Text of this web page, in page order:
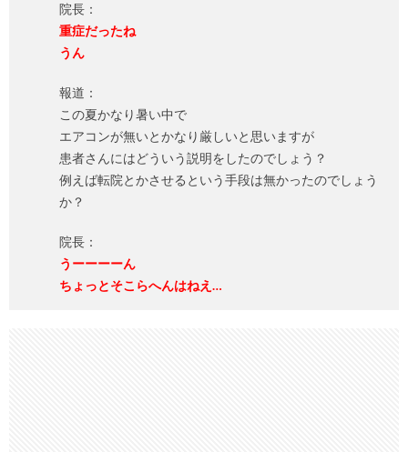
院長：
重症だったね
うん
報道：
この夏かなり暑い中で
エアコンが無いとかなり厳しいと思いますが
患者さんにはどういう説明をしたのでしょう？
例えば転院とかさせるという手段は無かったのでしょう
か？
院長：
うーーーーん
ちょっとそこらへんはねえ…